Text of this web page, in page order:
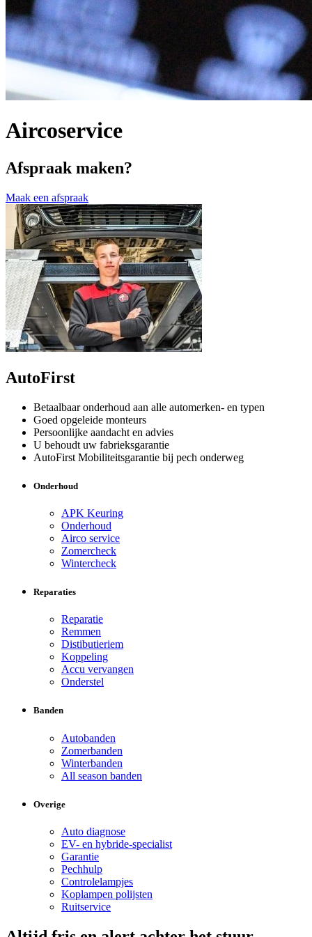
Aircoservice
Afspraak maken?
Maak een afspraak
AutoFirst
Betaalbaar onderhoud aan alle automerken- en typen
Goed opgeleide monteurs
Persoonlijke aandacht en advies
U behoudt uw fabrieksgarantie
AutoFirst Mobiliteitsgarantie bij pech onderweg
Onderhoud
APK Keuring
Onderhoud
Airco service
Zomercheck
Wintercheck
Reparaties
Reparatie
Remmen
Distibutieriem
Koppeling
Accu vervangen
Onderstel
Banden
Autobanden
Zomerbanden
Winterbanden
All season banden
Overige
Auto diagnose
EV- en hybride-specialist
Garantie
Pechhulp
Controlelampjes
Koplampen polijsten
Ruitservice